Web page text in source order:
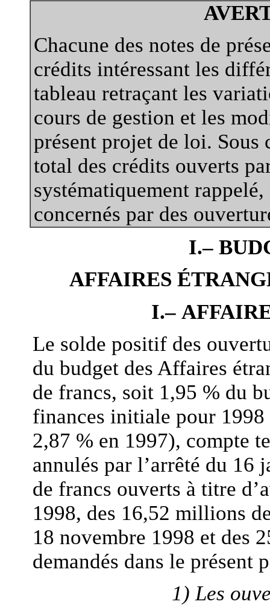
Chacune des notes de
crédits intéressant les
tableau retraçant les
cours de gestion et les
présent projet de loi.
total des crédits ouverts
systématiquement
concernés par des
I.–
AFFAIRES
I.–
Le solde positif des
du budget des Affaires
de francs, soit 1,95 % du
finances initiale pour
2,87 % en 1997), compte
annulés par l’arrêté du
de francs ouverts à titre
1998, des 16,52 millions
18 novembre 1998 et des
demandés dans le présent
1) Les